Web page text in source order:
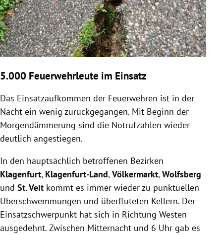
5.000 Feuerwehrleute im Einsatz
Das Einsatzaufkommen der Feuerwehren ist in der
Nacht ein wenig zurückgegangen. Mit Beginn der
Morgendämmerung sind die Notrufzahlen wieder
deutlich angestiegen.
In den hauptsächlich betroffenen Bezirken
Klagenfurt, Klagenfurt-Land,Völkermarkt,Wolfsberg
und St. Veit kommt es immer wieder zu punktuellen
Überschwemmungen und überfluteten Kellern. Der
Einsatzschwerpunkt hat sich in Richtung Westen
ausgedehnt. Zwischen Mitternacht und 6 Uhr gab es